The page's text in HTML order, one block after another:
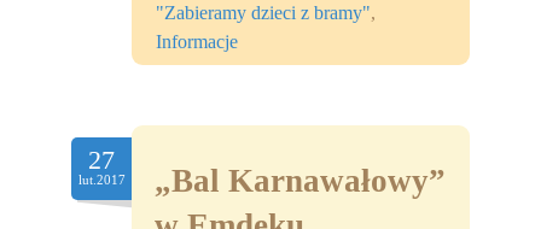
"Zabieramy dzieci z bramy",
Informacje
27
lut.2017
„Bal Karnawałowy”